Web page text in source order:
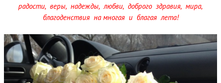
радости, веры, надежды, любви, доброго здравия, мира,
благоденствия на многая и благая лета!